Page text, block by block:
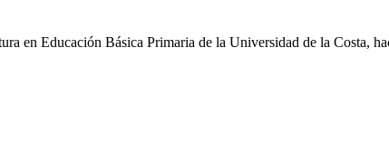
Educación Básica Primaria de la Universidad de la Costa,